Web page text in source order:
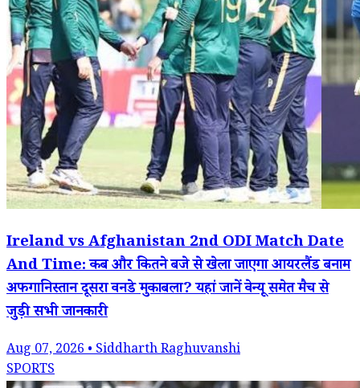
Ireland vs Afghanistan 2nd ODI Match Date
And Time: कब और कितने बजे से खेला जाएगा आयरलैंड बनाम
अफगानिस्तान दूसरा वनडे मुकाबला? यहां जानें वेन्यू समेत मैच से
जुड़ी सभी जानकारी
Aug 07, 2026 • Siddharth Raghuvanshi
SPORTS